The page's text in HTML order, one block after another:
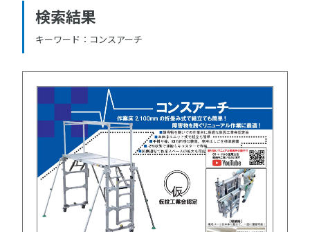
検索結果
キーワード コンスアーチ